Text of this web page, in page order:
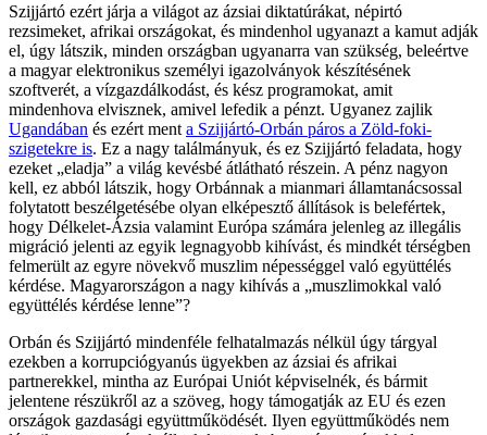
Szijjártó ezért járja a világot az ázsiai diktatúrákat, népirtó
rezsimeket, afrikai országokat, és mindenhol ugyanazt a kamut adják
el, úgy látszik, minden országban ugyanarra van szükség, beleértve
a magyar elektronikus személyi igazolványok készítésének
szoftverét, a vízgazdálkodást, és kész programokat, amit
mindenhova elvisznek, amivel lefedik a pénzt. Ugyanez zajlik
Ugandában és ezért ment a Szijjártó-Orbán páros a Zöld-foki-
szigetekre is. Ez a nagy találmányuk, és ez Szijjártó feladata, hogy
ezeket „eladja” a világ kevésbé átlátható részein. A pénz nagyon
kell, ez abból látszik, hogy Orbánnak a mianmari államtanácsossal
folytatott beszélgetésébe olyan elképesztő állítások is belefértek,
hogy Délkelet-Ázsia valamint Európa számára jelenleg az illegális
migráció jelenti az egyik legnagyobb kihívást, és mindkét térségben
felmerült az egyre növekvő muszlim népességgel való együttélés
kérdése. Magyarországon a nagy kihívás a „muszlimokkal való
együttélés kérdése lenne”?
Orbán és Szijjártó mindenféle felhatalmazás nélkül úgy tárgyal
ezekben a korrupciógyanús ügyekben az ázsiai és afrikai
partnerekkel, mintha az Európai Uniót képviselnék, és bármit
jelentene részükről az a szöveg, hogy támogatják az EU és ezen
országok gazdasági együttműködését. Ilyen együttműködés nem